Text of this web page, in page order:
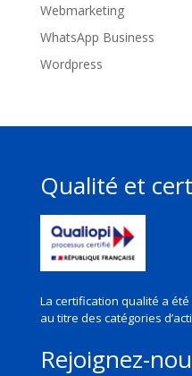
Webmarketing
WhatsApp Business
Wordpress
Qualité et
La certification qualité a
au titre des catégories
Rejoignez-